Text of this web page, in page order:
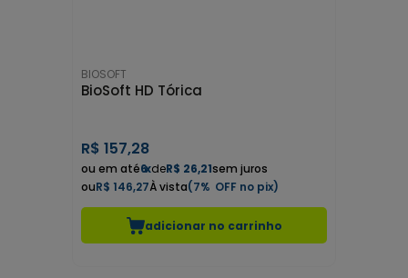
BIOSOFT
BioSoft HD Tórica
R$ 157,28
6xdeR$ 26,21sem juros
R$ 146,27
7%
adicionar no carrinho